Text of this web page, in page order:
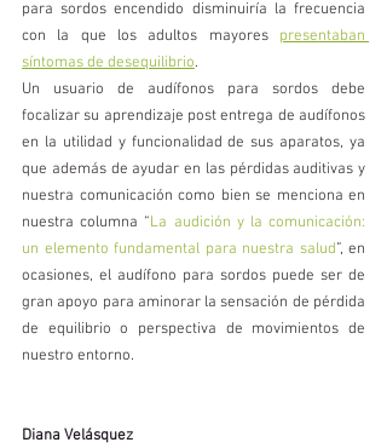
para sordos encendido disminuiría la frecuencia
con la que los adultos mayores presentaban
síntomas de desequilibrio.
Un usuario de audífonos para sordos debe
focalizar su aprendizaje post entrega de audífonos
en la utilidad y funcionalidad de sus aparatos, ya
que además de ayudar en las pérdidas auditivas y
nuestra comunicación como bien se menciona en
nuestra columna “La audición y la comunicación:
un elemento fundamental para nuestra salud”, en
ocasiones, el audífono para sordos puede ser de
gran apoyo para aminorar la sensación de pérdida
de equilibrio o perspectiva de movimientos de
nuestro entorno.
Diana Velásquez